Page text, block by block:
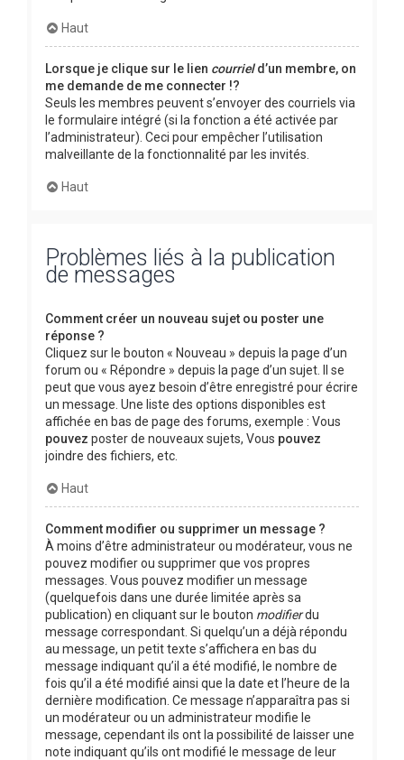
Haut
Lorsque je clique sur le lien courrield’un membre, on
me demande de me connecter !?
Seuls les membres peuvent s’envoyer des courriels via
le formulaire intégré (si la fonction a été activée par
l’administrateur). Ceci pour empêcher l’utilisation
malveillante de la fonctionnalité par les invités.
Haut
Problèmes liés à la publication
de messages
Comment créer un nouveau sujet ou poster une
réponse ?
Cliquez sur le bouton « Nouveau » depuis la page d’un
forum ou « Répondre » depuis la page d’un sujet. Il se
peut que vous ayez besoin d’être enregistré pour écrire
un message. Une liste des options disponibles est
affichée en bas de page des forums, exemple : Vous
pouvez poster de nouveaux sujets, Vous pouvez
joindre des fichiers, etc.
Haut
Comment modifier ou supprimer un message ?
À moins d’être administrateur ou modérateur, vous ne
pouvez modifier ou supprimer que vos propres
messages. Vous pouvez modifier un message
(quelquefois dans une durée limitée après sa
publication) en cliquant sur le bouton modifierdu
message correspondant. Si quelqu’un a déjà répondu
au message, un petit texte s’affichera en bas du
message indiquant qu’il a été modifié, le nombre de
fois qu’il a été modifié ainsi que la date et l’heure de la
dernière modification. Ce message n’apparaîtra pas si
un modérateur ou un administrateur modifie le
message, cependant ils ont la possibilité de laisser une
note indiquant qu’ils ont modifié le message de leur